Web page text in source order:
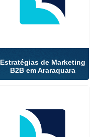
Estratégias de Marketing
B2B em Araraquara